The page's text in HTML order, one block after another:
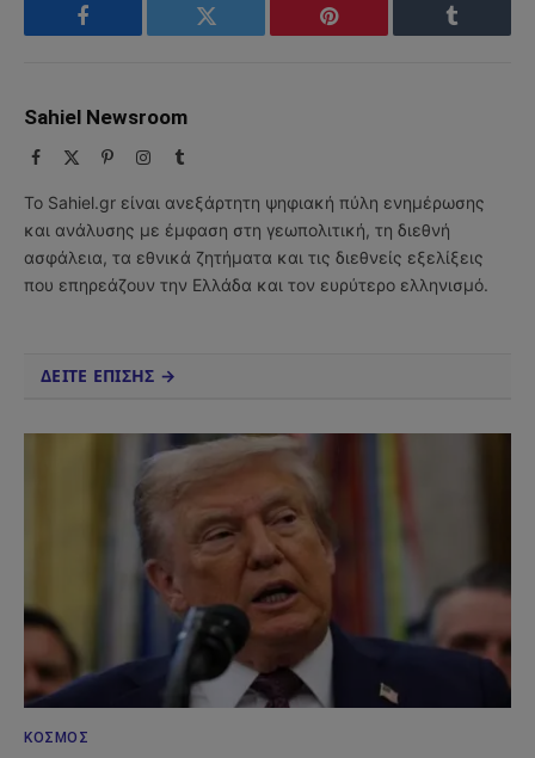
Facebook Twitter Pinterest Tumblr
Sahiel Newsroom
Facebook PinterestInstagram
Tumblr
Το Sahiel.gr είναι ανεξάρτητη ψηφιακή πύλη ενημέρωσης
και ανάλυσης με έμφαση στη γεωπολιτική, τη διεθνή
ασφάλεια, τα εθνικά ζητήματα και τις διεθνείς εξελίξεις
που επηρεάζουν την Ελλάδα και τον ευρύτερο ελληνισμό.
ΔΕΙΤΕ ΕΠΙΣΗΣ →
ΚΌΣΜΟΣ